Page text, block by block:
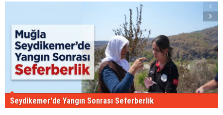
Seydikemer'de Yangın Sonrası Seferberlik